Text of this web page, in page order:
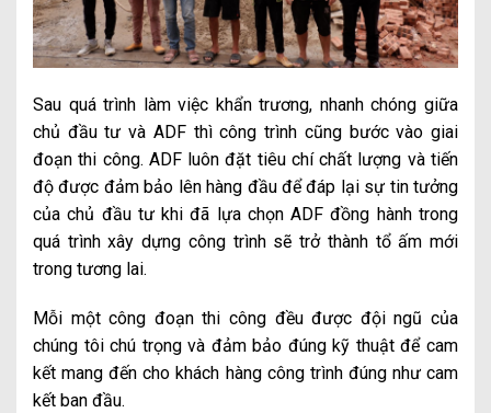
Sau quá trình làm việc khẩn trương, nhanh chóng giữa
chủ đầu tư và ADF thì công trình cũng bước vào giai
đoạn thi công. ADF luôn đặt tiêu chí chất lượng và tiến
độ được đảm bảo lên hàng đầu để đáp lại sự tin tưởng
của chủ đầu tư khi đã lựa chọn ADF đồng hành trong
quá trình xây dựng công trình sẽ trở thành tổ ấm mới
trong tương lai.
Mỗi một công đoạn thi công đều được đội ngũ của
chúng tôi chú trọng và đảm bảo đúng kỹ thuật để cam
kết mang đến cho khách hàng công trình đúng như cam
kết ban đầu.